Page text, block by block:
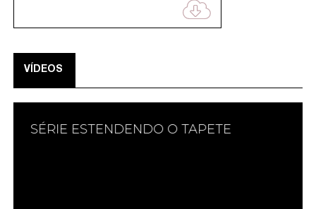
VÍDEOS
SÉRIE ESTENDENDO O TAPETE